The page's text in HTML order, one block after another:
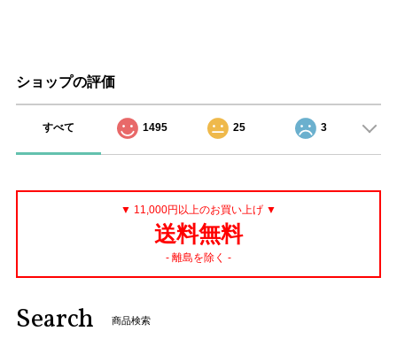
ショップの評価
すべて 1495 25 3
▼ 11,000円以上のお買い上げ ▼
送料無料
- 離島を除く -
Search 商品検索